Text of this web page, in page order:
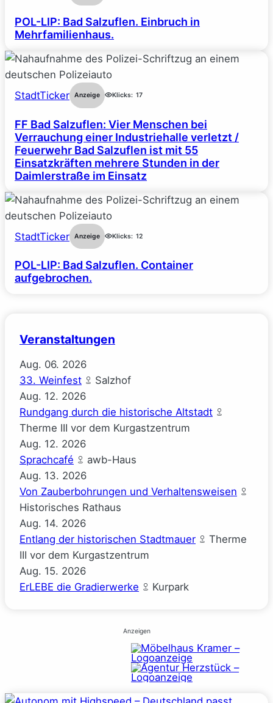
POL-LIP: Bad Salzuflen. Einbruch in
Mehrfamilienhaus.
StadtTicker Anzeige Klicks: 17
FF Bad Salzuflen: Vier Menschen bei
Verrauchung einer Industriehalle verletzt /
Feuerwehr Bad Salzuflen ist mit 55
Einsatzkräften mehrere Stunden in der
Daimlerstraße im Einsatz
StadtTicker Anzeige Klicks: 12
POL-LIP: Bad Salzuflen. Container
aufgebrochen.
Veranstaltungen
Aug. 06. 2026
33. Weinfest
Salzhof
Aug. 12. 2026
Rundgang durch die historische Altstadt
Therme III vor dem Kurgastzentrum
Aug. 12. 2026
Sprachcafé
awb-Haus
Aug. 13. 2026
Von Zauberbohrungen und Verhaltensweisen
Historisches Rathaus
Aug. 14. 2026
Entlang der historischen Stadtmauer
Therme
III vor dem Kurgastzentrum
Aug. 15. 2026
ErLEBE die Gradierwerke
Kurpark
Anzeigen